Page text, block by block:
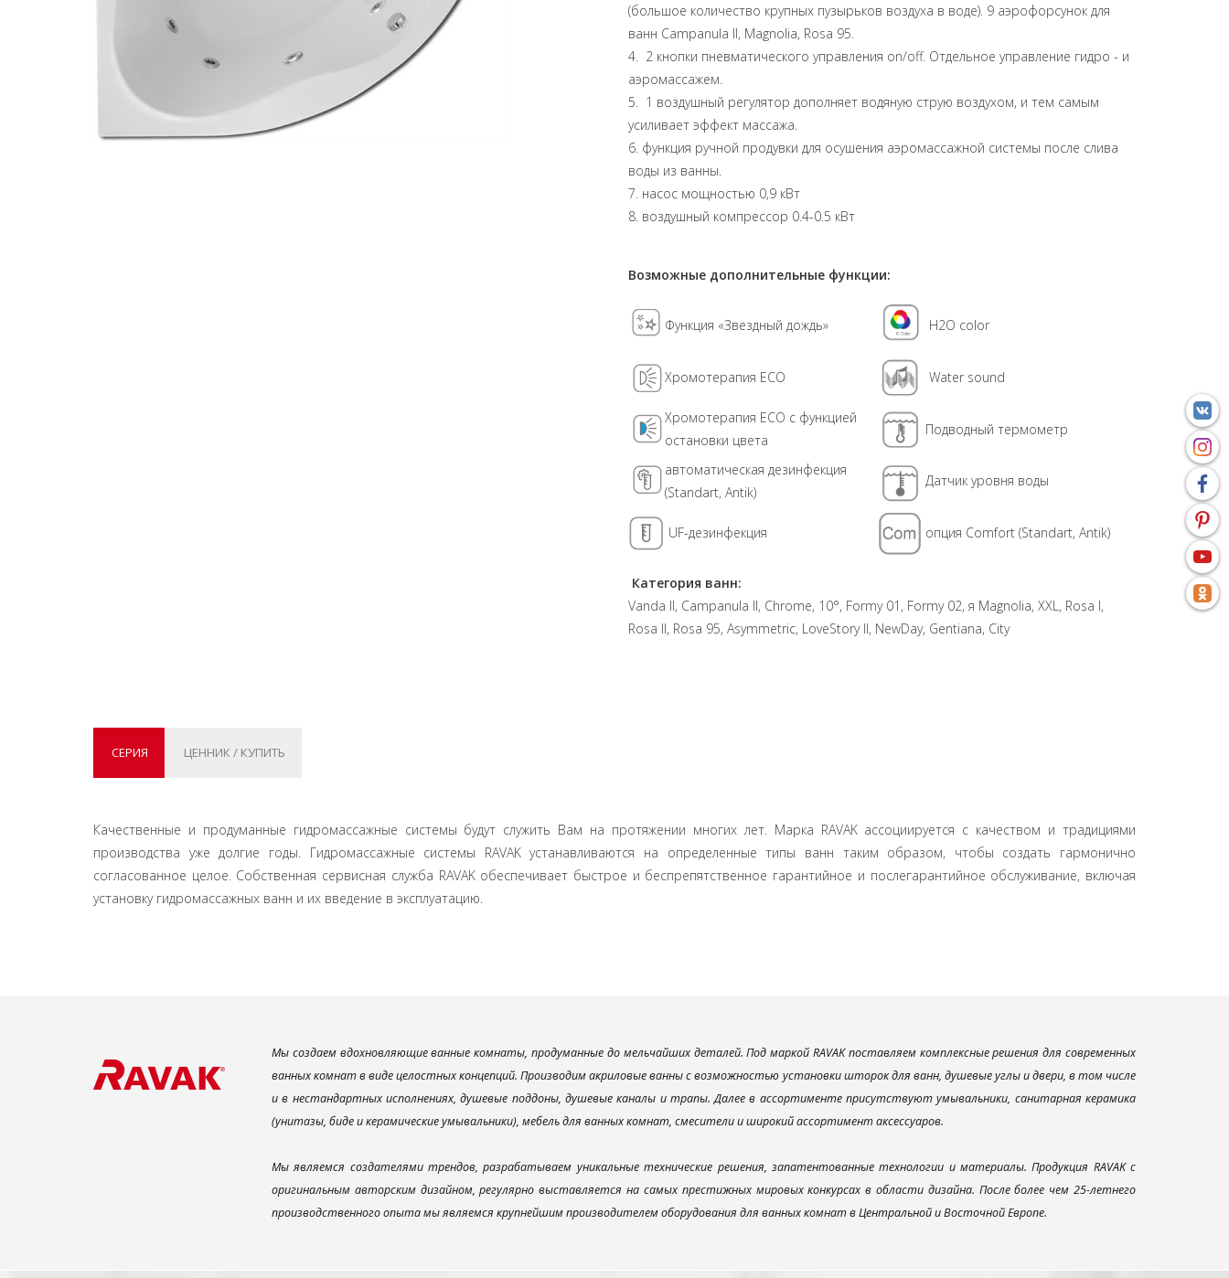
(большое количество крупных пузырьков воздуха в воде). 9 аэрофорсунок для
ванн Campanula II, Magnolia, Rosa 95.
4. 2 кнопки пневматического управления on/off. Отдельное управление гидро - и
аэромассажем.
5. 1 воздушный регулятор дополняет водяную струю воздухом, и тем самым
усиливает эффект массажа.
6. функция ручной продувки для осушения аэромассажной системы после слива
воды из ванны.
7. насос мощностью 0,9 кВт
8. воздушный компрессор 0.4-0.5 кВт
Возможные дополнительные функции:
Функция «Звездный дождь» H2O color
Хромотерапия ECO Water sound
Хромотерапия ECO с функцией
остановки цвета
Подводный термометр
автоматическая дезинфекция
(Standart, Antik)
Датчик уровня воды
UF-дезинфекция опция Comfort (Standart, Antik)
Категория ванн:
Vanda II, Campanula II, Chrome, 10°, Formy 01, Formy 02, я Magnolia, XXL, Rosa I,
Rosa II, Rosa 95, Asymmetric, LoveStory II, NewDay, Gentiana, Сity
СЕРИЯ ЦЕННИК / КУПИТЬ
Качественные и продуманные гидромассажные системы будут служить Вам на протяжении многих лет. Марка RAVAK ассоциируется с качеством и традициями
производства уже долгие годы. Гидромассажные системы RAVAK устанавливаются на определенные типы ванн таким образом, чтобы создать гармонично
согласованное целое. Собственная сервисная служба RAVAK обеспечивает быстрое и беспрепятственное гарантийное и послегарантийное обслуживание, включая
установку гидромассажных ванн и их введение в эксплуатацию.
Мы создаем вдохновляющие ванные комнаты, продуманные до мельчайших деталей. Под маркой RAVAK поставляем комплексные решения для современных
ванных комнат в виде целостных концепций. Производим акриловые ванны с возможностью установки шторок для ванн, душевые углы и двери, в том числе
и в нестандартных исполнениях, душевые поддоны, душевые каналы и трапы. Далее в ассортименте присутствуют умывальники, санитарная керамика
(унитазы, биде и керамические умывальники), мебель для ванных комнат, смесители и широкий ассортимент аксессуаров.
Мы являемся создателями трендов, разрабатываем уникальные технические решения, запатентованные технологии и материалы. Продукция RAVAK с
оригинальным авторским дизайном, регулярно выставляется на самых престижных мировых конкурсах в области дизайна. После более чем 25-летнего
производственного опыта мы являемся крупнейшим производителем оборудования для ванных комнат в Центральной и Восточной Европе.